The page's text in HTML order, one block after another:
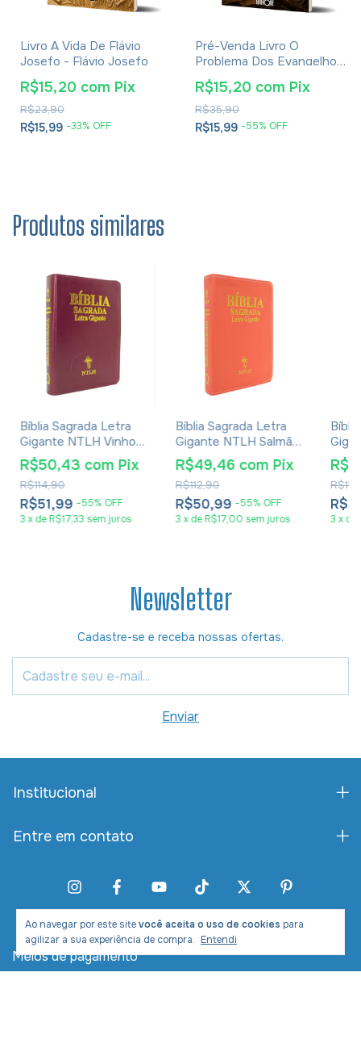
Ao navegar por este sitevocê aceita o uso de cookies para
agilizar a sua experiência de compra. Entendi
Livro A Vida De Flávio
Josefo - Flávio Josefo
R$15,99 -33% OFF
R$23,90
R$15,20 com Pix
Pré-Venda Livro O
Problema Dos Evangelhos
E Soluções- Eusébio De
Cesareia
R$15,99 -55% OFF
R$35,90
R$15,20 com Pix
Produtos similares
Bíblia Sagrada Letra
Gigante NTLH Vinho
Com Índice
R$51,99 -55% OFF
R$114,90
R$50,43 com Pix
3 xdeR$17,33 sem juros
Bíblia Sagrada Letra
Gigante NTLH Salmão
Com Índice
R$50,99 -55% OFF
R$112,90
R$49,46 com Pix
3 xdeR$17,00 sem juros
Com
3 x de
Newsletter
Cadastre-se e receba nossas ofertas.
Institucional
Entre em contato
Meios de pagamento